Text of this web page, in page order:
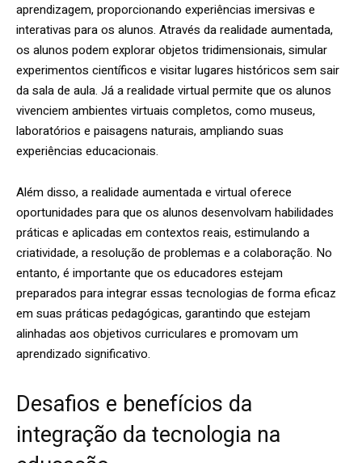
aprendizagem, proporcionando experiências imersivas e
interativas para os alunos. Através da realidade aumentada,
os alunos podem explorar objetos tridimensionais, simular
experimentos científicos e visitar lugares históricos sem sair
da sala de aula. Já a realidade virtual permite que os alunos
vivenciem ambientes virtuais completos, como museus,
laboratórios e paisagens naturais, ampliando suas
experiências educacionais.
Além disso, a realidade aumentada e virtual oferece
oportunidades para que os alunos desenvolvam habilidades
práticas e aplicadas em contextos reais, estimulando a
criatividade, a resolução de problemas e a colaboração. No
entanto, é importante que os educadores estejam
preparados para integrar essas tecnologias de forma eficaz
em suas práticas pedagógicas, garantindo que estejam
alinhadas aos objetivos curriculares e promovam um
aprendizado significativo.
Desafios e benefícios da
integração da tecnologia na